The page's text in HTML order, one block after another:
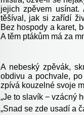
jejich zpěvem
těšíval, jak si zařídí
Bez hospody a karet,
A těm ptákům má za
A nebeský zpěvák,
obdivu a pochvale,
zpívá kouzelné svoje
„Je to slavík − vzácný
„Snad se zde usadí a